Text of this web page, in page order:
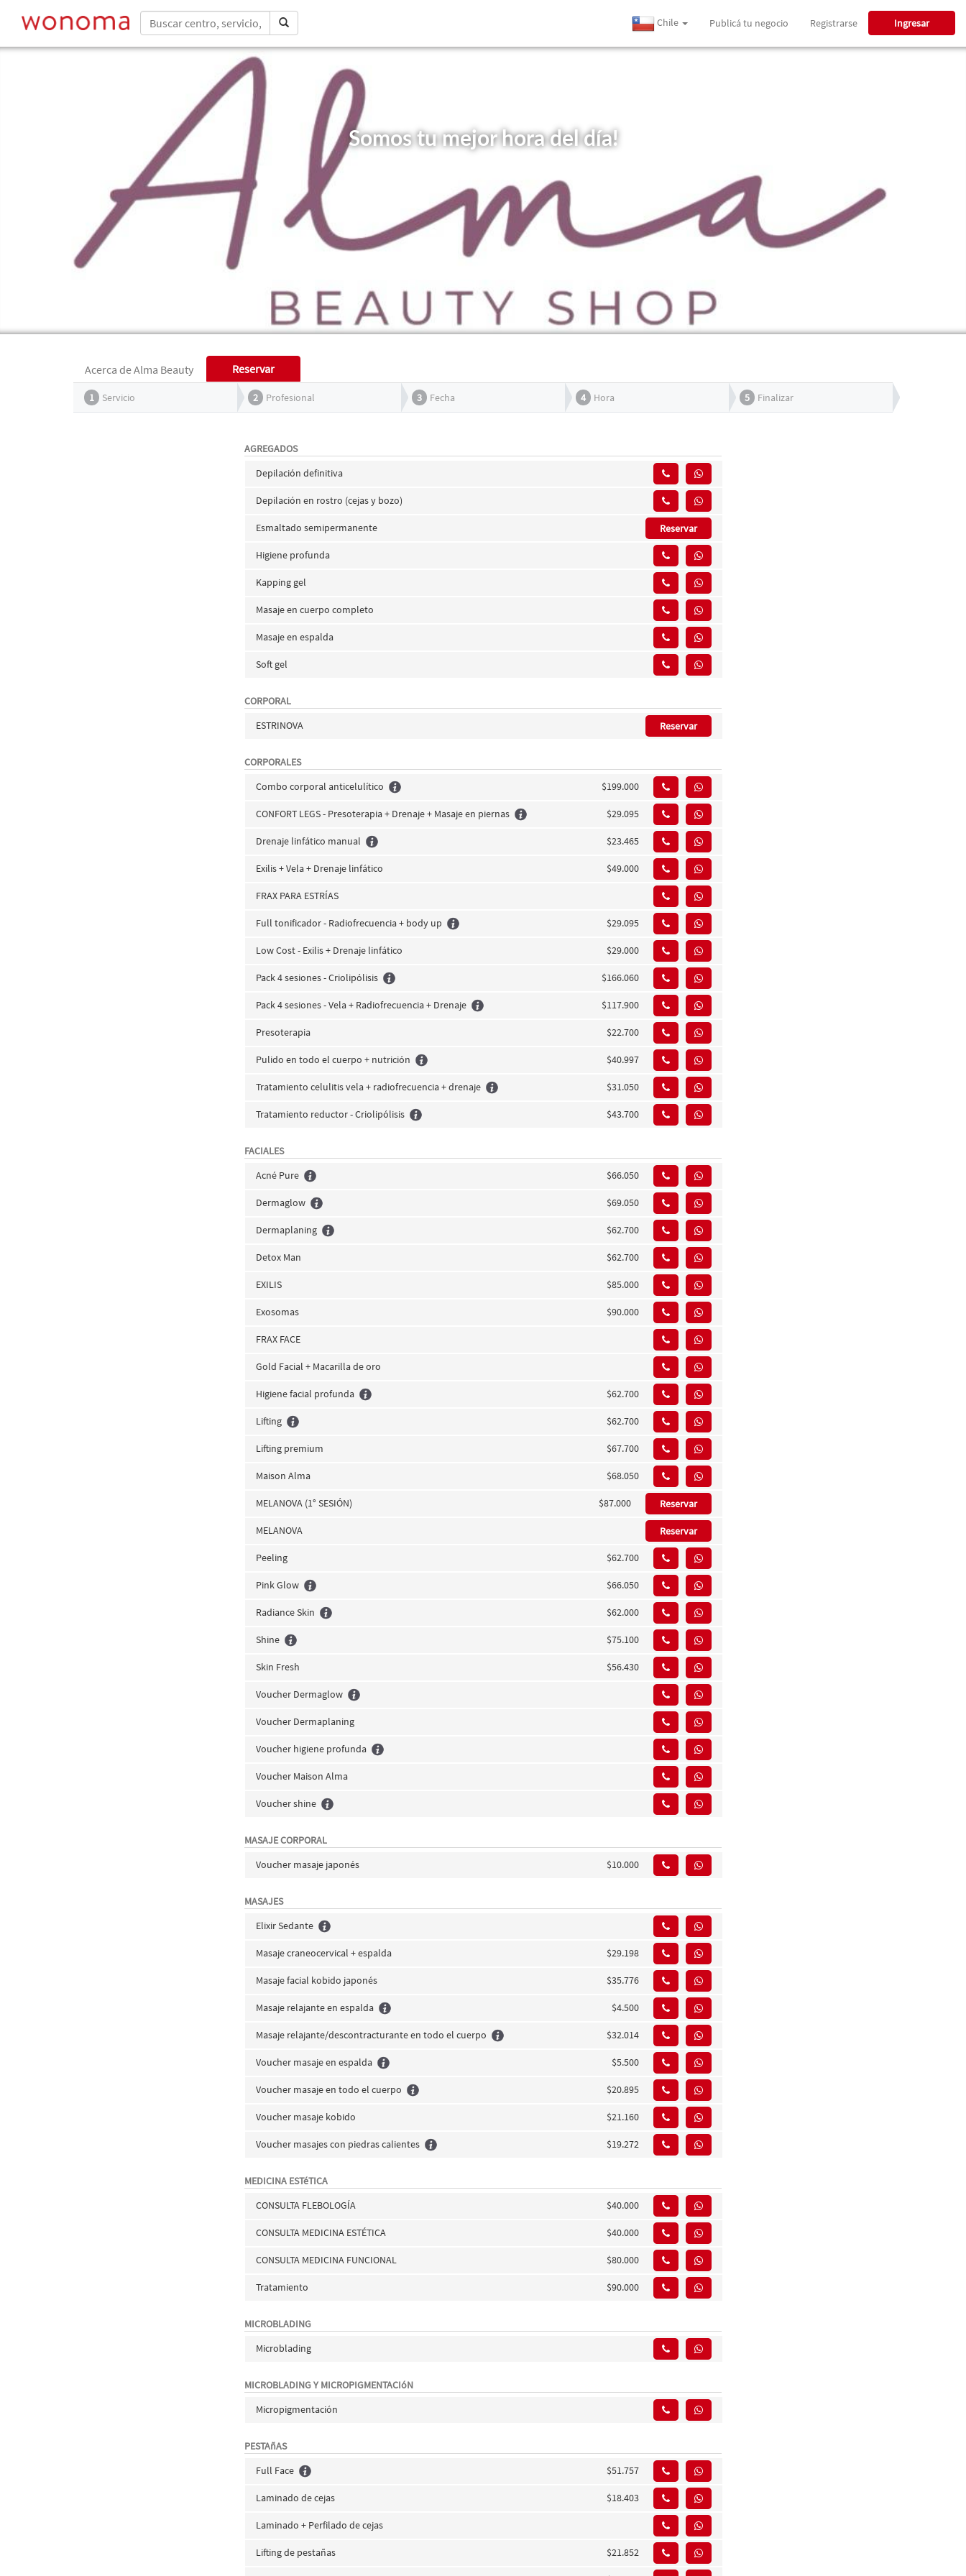
Chile Publicá tu negocio Registrarse Ingresar
Somos tu mejor hora del día!
Acerca de Alma Beauty Reservar
1 Servicio 2 Profesional 3 Fecha 4 Hora 5 Finalizar
AGREGADOS
Depilación definitiva
Depilación en rostro (cejas y bozo)
Esmaltado semipermanente Reservar
Higiene profunda
Kapping gel
Masaje en cuerpo completo
Masaje en espalda
Soft gel
CORPORAL
ESTRINOVA
Reservar
CORPORALES
Combo corporal anticelulítico
$199.000
CONFORT LEGS - Presoterapia + Drenaje + Masaje en piernas $29.095
Drenaje linfático manual $23.465
Exilis + Vela + Drenaje linfático $49.000
FRAX PARA ESTRÍAS
Full tonificador - Radiofrecuencia + body up $29.095
Low Cost - Exilis + Drenaje linfático $29.000
Pack 4 sesiones - Criolipólisis $166.060
Pack 4 sesiones - Vela + Radiofrecuencia + Drenaje $117.900
Presoterapia $22.700
Pulido en todo el cuerpo + nutrición $40.997
Tratamiento celulitis vela + radiofrecuencia + drenaje $31.050
Tratamiento reductor - Criolipólisis $43.700
FACIALES
Acné Pure
$66.050
Dermaglow $69.050
Dermaplaning $62.700
Detox Man $62.700
EXILIS $85.000
Exosomas $90.000
FRAX FACE
Gold Facial + Macarilla de oro
Higiene facial profunda $62.700
Lifting $62.700
Lifting premium $67.700
Maison Alma $68.050
MELANOVA (1° SESIÓN) $87.000 Reservar
MELANOVA Reservar
Peeling $62.700
Pink Glow $66.050
Radiance Skin $62.000
Shine $75.100
Skin Fresh $56.430
Voucher Dermaglow
Voucher Dermaplaning
Voucher higiene profunda
Voucher Maison Alma
Voucher shine
MASAJE CORPORAL
Voucher masaje japonés
$10.000
MASAJES
Elixir Sedante
Masaje craneocervical + espalda $29.198
Masaje facial kobido japonés $35.776
Masaje relajante en espalda $4.500
Masaje relajante/descontracturante en todo el cuerpo $32.014
Voucher masaje en espalda $5.500
Voucher masaje en todo el cuerpo $20.895
Voucher masaje kobido $21.160
Voucher masajes con piedras calientes $19.272
MEDICINA ESTéTICA
CONSULTA FLEBOLOGÍA
$40.000
CONSULTA MEDICINA ESTÉTICA $40.000
CONSULTA MEDICINA FUNCIONAL $80.000
Tratamiento $90.000
MICROBLADING
Microblading
MICROBLADING Y MICROPIGMENTACIóN
Micropigmentación
PESTAñAS
Full Face
$51.757
Laminado de cejas $18.403
Laminado + Perfilado de cejas
Lifting de pestañas $21.852